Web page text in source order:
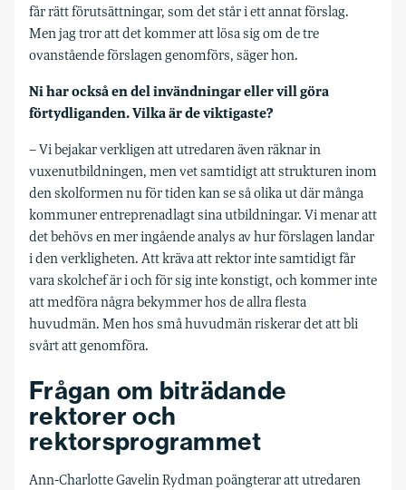
får rätt förutsättningar, som det står i ett annat förslag.
Men jag tror att det kommer att lösa sig om de tre
ovanstående förslagen genomförs, säger hon.
Ni har också en del invändningar eller vill göra
förtydliganden. Vilka är de viktigaste?
– Vi bejakar verkligen att utredaren även räknar in
vuxenutbildningen, men vet samtidigt att strukturen inom
den skolformen nu för tiden kan se så olika ut där många
kommuner entreprenadlagt sina utbildningar. Vi menar att
det behövs en mer ingående analys av hur förslagen landar
i den verkligheten. Att kräva att rektor inte samtidigt får
vara skolchef är i och för sig inte konstigt, och kommer inte
att medföra några bekymmer hos de allra flesta
huvudmän. Men hos små huvudmän riskerar det att bli
svårt att genomföra.
Frågan om biträdande
rektorer och
rektorsprogrammet
Ann-Charlotte Gavelin Rydman poängterar att utredaren